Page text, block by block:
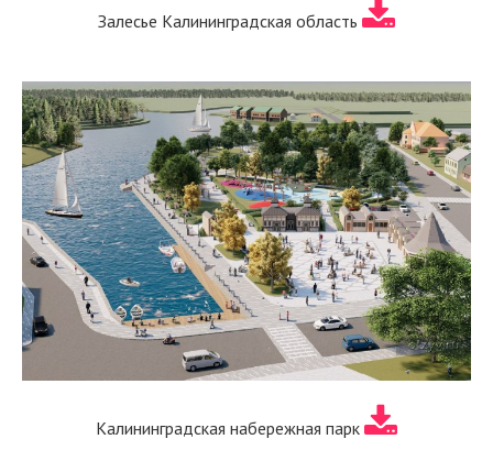
Залесье Калининградская область
Калининградская набережная парк